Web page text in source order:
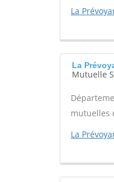
La
La
Mutuelle
mutuelles
La